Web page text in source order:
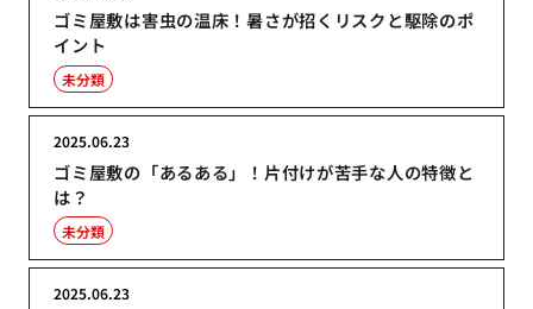
ゴミ屋敷は害虫の温床！暑さが招くリスクと駆除のポ
イント
未分類
ゴミ屋敷の「あるある」！片付けが苦手な人の特徴と
は？
2025.06.23
未分類
2025.06.23